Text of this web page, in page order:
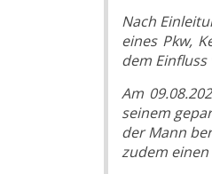
Nach
eines Pkw,
dem
Am
seinem
der Mann
zudem